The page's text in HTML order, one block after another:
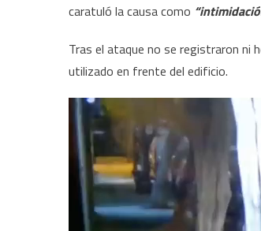
caratuló la causa como
Tras el ataque no se registraron ni
utilizado en frente del edificio.
Reproductor
de
vídeo